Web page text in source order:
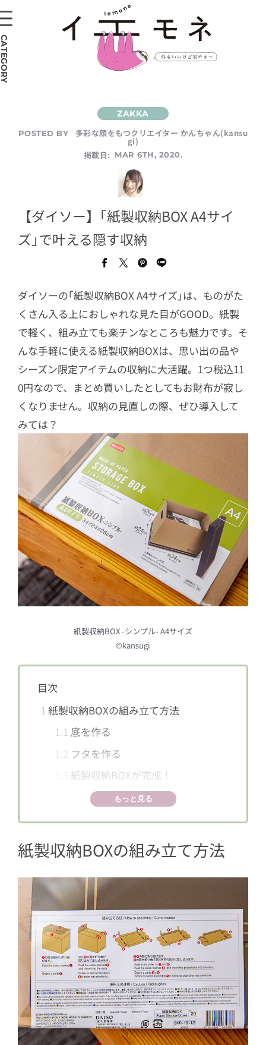
POSTED BY 多彩な顔をもつクリエイター かんちゃん(kansu
gi)
掲載日:
MAR 6TH, 2020.
【ダイソー】｢紙製収納BOX A4サイ
ズ｣で叶える隠す収納
ダイソーの｢紙製収納BOX A4サイズ｣は、ものがた
くさん入る上におしゃれな見た目がGOOD。紙製
で軽く、組み立ても楽チンなところも魅力です。そ
んな手軽に使える紙製収納BOXは、思い出の品や
シーズン限定アイテムの収納に大活躍。1つ税込11
0円なので、まとめ買いしたとしてもお財布が寂し
くなりません。収納の見直しの際、ぜひ導入して
みては？
紙製収納BOX -シンプル- A4サイズ
©kansugi
目次
1 紙製収納BOXの組み立て方法
1.1 底を作る
1.2 フタを作る
紙製収納BOXが完成！
中はこんな感じ
3ラインナップは2色
4紙製収納BOXの収納例
5まとめ〜隠す収納にピッタリ
もっと見る
紙製収納BOXの組み立て方法